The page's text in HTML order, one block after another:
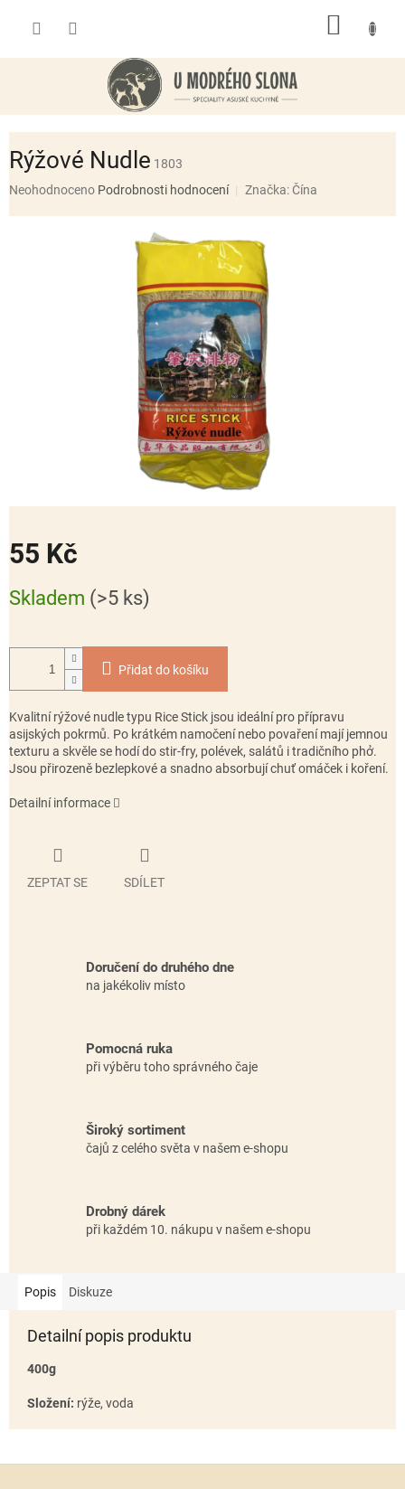
Rýžové Nudle 1803
Průměrné
Neohodnoceno Podrobnosti hodnocení Značka: Čína
55 Kč
cena:
Skladem (>5 ks)
Přidat do košíku
Kvalitní rýžové nudle typu Rice Stick jsou ideální pro přípravu
asijských pokrmů. Po krátkém namočení nebo povaření mají jemnou
texturu a skvěle se hodí do stir-fry, polévek, salátů i tradičního phở.
Jsou přirozeně bezlepkové a snadno absorbují chuť omáček i koření.
Detailní informace
ZEPTAT SE SDÍLET
Doručení do druhého dne
na jakékoliv místo
Pomocná ruka
při výběru toho správného čaje
Široký sortiment
čajů z celého světa v našem e-shopu
Drobný dárek
při každém 10. nákupu v našem e-shopu
Popis Diskuze
Detailní popis produktu
400g
Složení: rýže, voda